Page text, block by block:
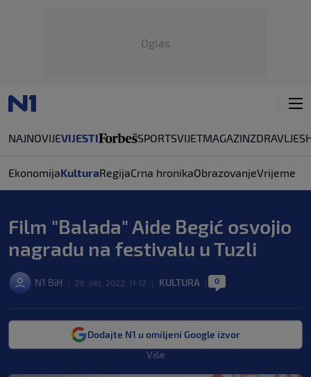
Oglas
NAJNOVIJEVIJESTI SPORTSVIJETMAGAZINZDRAVLJE
EkonomijaKulturaRegijaCrna hronikaObrazovanjeVrijeme
Film "Balada" Aide Begić osvojio
nagradu na festivalu u Tuzli
N1 BiH 26. okt. 2022. 11:12 KULTURA 0
Dodajte N1 u omiljeni Google izvor
Više